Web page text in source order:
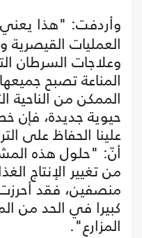
وأردفت: "هذا
العمليات
وعلاجات السرطان
المناعة تصبح
الممكن من الناحية
حيوية جديدة، فإن
علينا الحفاظ على
أنّ: "حلول هذه
من تغيير الإنتاج
منصفين، فقد أحرزت
كبيرا في الحد من
المزارع".